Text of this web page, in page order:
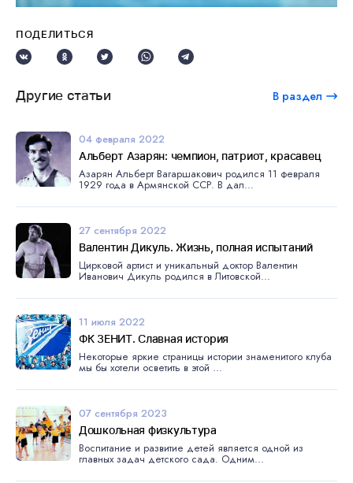
ПОДЕЛИТЬСЯ
Другие статьи В раздел
04 февраля 2022
Альберт Азарян: чемпион, патриот, красавец
Азарян Альберт Вагаршакович родился 11 февраля
1929 года в Армянской ССР. В дал...
27 сентября 2022
Валентин Дикуль. Жизнь, полная испытаний
Цирковой артист и уникальный доктор Валентин
Иванович Дикуль родился в Литовской...
11 июля 2022
ФК ЗЕНИТ. Славная история
Некоторые яркие страницы истории знаменитого клуба
мы бы хотели осветить в этой ...
07 сентября 2023
Дошкольная физкультура
Воспитание и развитие детей является одной из
главных задач детского сада. Одним...